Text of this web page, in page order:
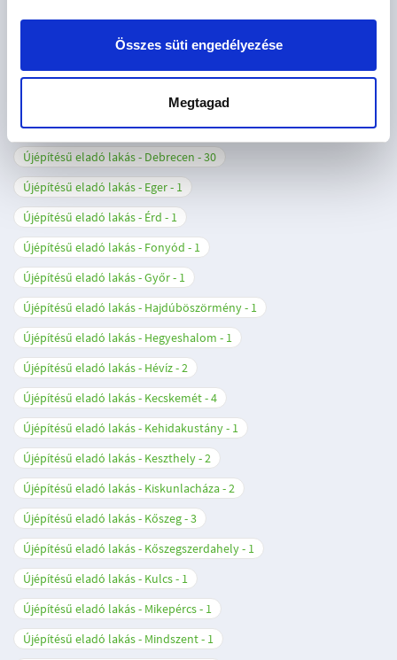
Összes süti engedélyezése
Megtagad
Újépítésű eladó lakás - Budapest XVIII. kerület
Újépítésű eladó lakás - Budapest XXIII. kerület
Újépítésű eladó lakás - Cegléd 3
Újépítésű eladó lakás - Debrecen
30
Újépítésű eladó lakás - Eger
1
Újépítésű eladó lakás - Érd
1
Újépítésű eladó lakás - Fonyód
1
Újépítésű eladó lakás - Győr
1
Újépítésű eladó lakás - Hajdúböszörmény
1
Újépítésű eladó lakás - Hegyeshalom
1
Újépítésű eladó lakás - Hévíz 2
Újépítésű eladó lakás - Kecskemét 4
Újépítésű eladó lakás - Kehidakustány
1
Újépítésű eladó lakás - Keszthely 2
Újépítésű eladó lakás - Kiskunlacháza 2
Újépítésű eladó lakás - Kőszeg 3
Újépítésű eladó lakás - Kőszegszerdahely
1
Újépítésű eladó lakás - Kulcs
1
Újépítésű eladó lakás - Mikepércs
1
Újépítésű eladó lakás - Mindszent
1